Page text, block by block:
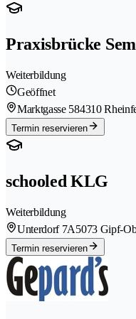
Praxisbrücke
Weiterbildung
Geöffnet
Marktgasse 584310
Termin reservieren
schooled KLG
Weiterbildung
Unterdorf 7A5073 Gipf-
Termin reservieren